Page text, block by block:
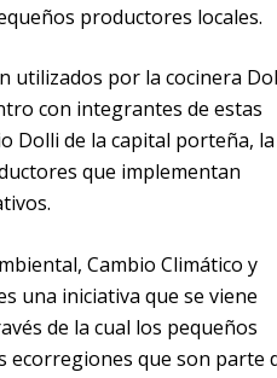
productores locales.
utilizados por la cocinera
con integrantes de estas
Dolli de la capital porteña, la
que implementan
Cambio Climático y
una iniciativa que se viene
de la cual los pequeños
ecorregiones que son parte